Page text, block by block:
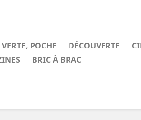
POCHE DÉCOUVERTE
BRIC À BRAC